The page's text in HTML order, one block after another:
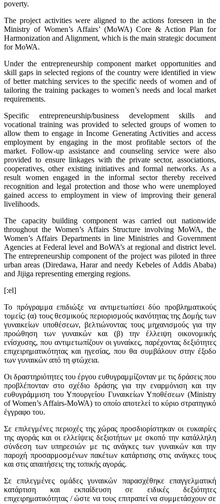
poverty.
The project activities were aligned to the actions foreseen in the
Ministry of Women’s Affairs’ (MoWA) Core & Action Plan for
Harmonization and Alignment, which is the main strategic document
for MoWA.
Under the entrepreneurship component market opportunities and
skill gaps in selected regions of the country were identified in view
of better matching services to the specific needs of women and of
tailoring the training packages to women’s needs and local market
requirements.
Specific entrepreneurship/business development skills and
vocational training was provided to selected groups of women to
allow them to engage in Income Generating Activities and access
employment by engaging in the most profitable sectors of the
market. Follow-up assistance and counseling service were also
provided to ensure linkages with the private sector, associations,
cooperatives, other existing initiatives and formal networks. As a
result women engaged in the informal sector thereby received
recognition and legal protection and those who were unemployed
gained access to employment in view of improving their general
livelihoods.
The capacity building component was carried out nationwide
throughout the Women’s Affairs Structure involving MoWA, the
Women’s Affairs Departments in line Ministries and Government
Agencies at Federal level and BoWA’s at regional and district level.
The entrepreneurship component of the project was piloted in three
urban areas (Diredawa, Harar and needy Kebeles of Addis Ababa)
and Jijiga representing emerging regions.
[:el]
Το πρόγραμμα επιδιώξε να αντιμετωπίσει δύο προβληματικούς
τομείς: (α) τους θεσμικούς περιορισμούς ικανότητας της Δομής των
γυναικείων υποθέσεων, βελτιώνοντας τους μηχανισμούς για την
προώθηση των γυναικών και (β) την έλλειψη οικονομικής
ενίσχυσης, που αντιμετωπίζουν οι γυναίκες, παρέχοντας δεξιότητες
επιχειρηματικότητας και ηγεσίας, που θα συμβάλουν στην έξοδο
των γυναικών από τη φτώχεια.
Οι δραστηριότητες του έργου ευθυγραμμίζονταν με τις δράσεις που
προβλέπονταν στο σχέδιο δράσης για την εναρμόνιση και την
ευθυγράμμιση του Υπουργείου Γυναικείων Υποθέσεων (Ministry
of Women’s Affairs-MoWA) το οποίο αποτελεί το κύριο στρατηγικό
έγγραφο του.
Σε επιλεγμένες περιοχές της χώρας προσδιορίστηκαν οι ευκαιρίες
της αγοράς και οι ελλείψεις δεξιοτήτων με σκοπό την κατάλληλη
σύνδεση των υπηρεσιών με τις ανάγκες των γυναικών και την
παροχή προσαρμοσμένων πακέτων κατάρτισης στις ανάγκες τους
και στις απαιτήσεις της τοπικής αγοράς.
Σε επιλεγμένες ομάδες γυναικών παρασχέθηκε επαγγελματική
κατάρτιση και εκπαίδευση σε ειδικές δεξιότητες
επιχειρηματικότητας / ώστε να τους επιτραπεί να συμμετάσχουν σε